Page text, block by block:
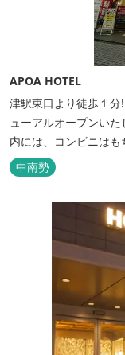
APOA HOTEL
津駅東口より徒歩１
ューアルオープンい
内には、コンビニは
いろいろなジャンルが
理“舞の華” 居酒屋“
１階…コンビニエンス
中南勢